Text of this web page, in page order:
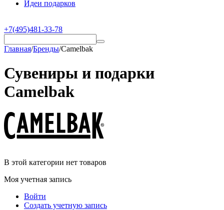
Идеи подарков
+7(495)481-33-78
Главная/Бренды/Camelbak
Сувениры и подарки
Camelbak
В этой категории нет товаров
Моя учетная запись
Войти
Создать учетную запись